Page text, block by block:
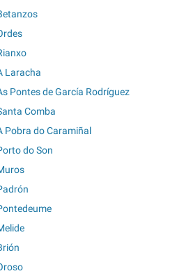
Laracha
Pontes de García Rodríguez
Comba
Pobra do Caramiñal
do Son